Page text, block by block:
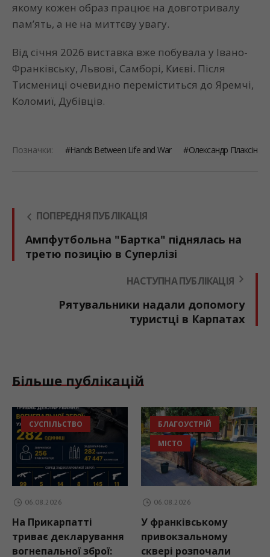
якому кожен образ працює на довготривалу
пам’ять, а не на миттєву увагу.
Від січня 2026 виставка вже побувала у Івано-
Франківську, Львові, Самборі, Києві. Після
Тисмениці очевидно переміститься до Яремчі,
Коломиї, Дубівців.
Позначки: Hands Between Life and War Олександр Плаксін
ПОПЕРЕДНЯ ПУБЛІКАЦІЯ
Ампфутбольна "Бартка" піднялась на
третю позицію в Суперлізі
НАСТУПНА ПУБЛІКАЦІЯ
Рятувальники надали допомогу
туристці в Карпатах
Більше публікацій
СУСПІЛЬСТВО
06.08.2026
Прикарпатті
декларування
зброї:
БЛАГОУСТРІЙ
МІСТО
06.08.2026
У франківському
привокзальному
сквері розпочали